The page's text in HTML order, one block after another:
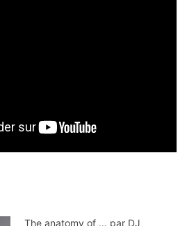
The anatomy of … par DJ